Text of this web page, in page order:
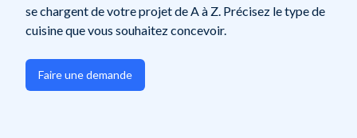
se chargent de votre projet de A à Z. Précisez le type de
cuisine que vous souhaitez concevoir.
Faire une demande